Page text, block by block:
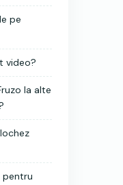
pe
video?
la alte
pentru